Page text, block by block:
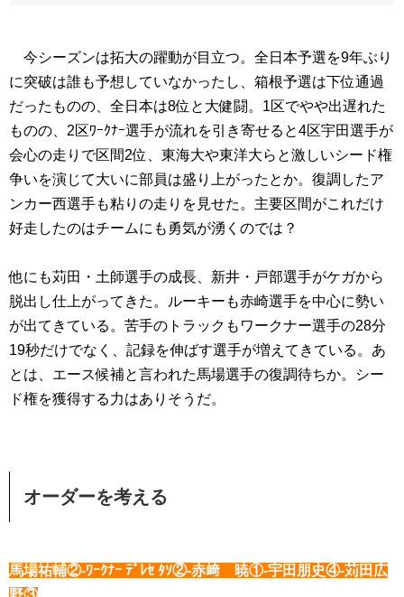
今シーズンは拓大の躍動が目立つ。全日本予選を9年ぶり
に突破は誰も予想していなかったし、箱根予選は下位通過
だったものの、全日本は8位と大健闘。1区でやや出遅れた
ものの、2区ﾜｰｸﾅｰ選手が流れを引き寄せると4区宇田選手が
会心の走りで区間2位、東海大や東洋大らと激しいシード権
争いを演じて大いに部員は盛り上がったとか。復調したア
ンカー西選手も粘りの走りを見せた。主要区間がこれだけ
好走したのはチームにも勇気が湧くのでは？
他にも苅田・土師選手の成長、新井・戸部選手がケガから
脱出し仕上がってきた。ルーキーも赤崎選手を中心に勢い
が出てきている。苦手のトラックもワークナー選手の28分
19秒だけでなく、記録を伸ばす選手が増えてきている。あ
とは、エース候補と言われた馬場選手の復調待ちか。シー
ド権を獲得する力はありそうだ。
オーダーを考える
馬場祐輔②-ﾜｰｸﾅｰ ﾃﾞﾚｾ ﾀｿ②-赤﨑 暁①-宇田朋史④-苅田広